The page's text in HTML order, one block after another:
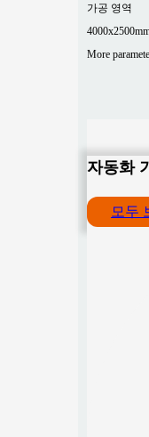
가공 영역
More
자동화
모두